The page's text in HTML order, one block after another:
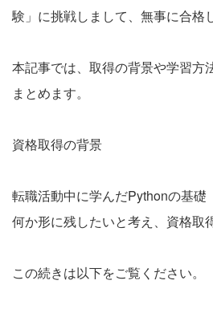
験」に挑戦しまして、無事に合格
本記事では、取得の背景や学習方
まとめます。
資格取得の背景
転職活動中に学んだPythonの基礎
何か形に残したいと考え、資格取
この続きは以下をご覧ください。